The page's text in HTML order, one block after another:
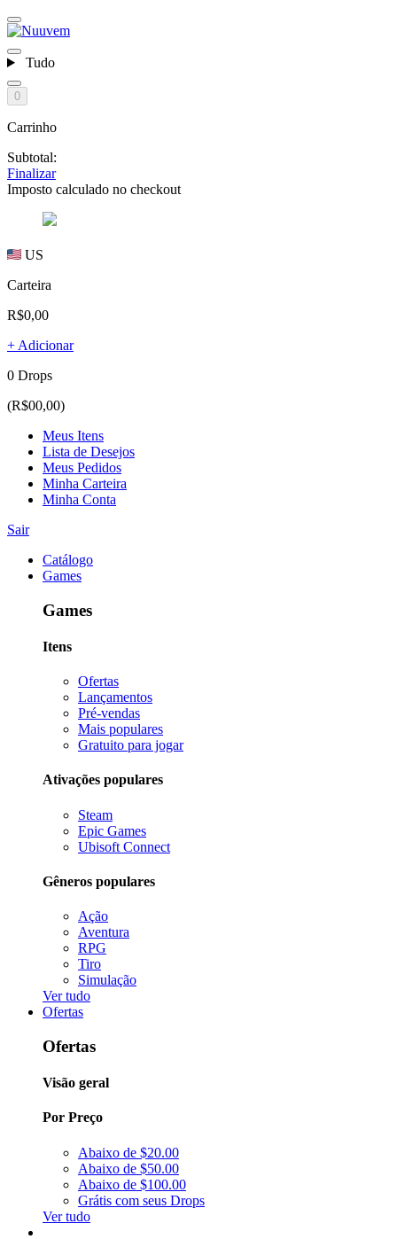
Tudo
0
Carrinho
Subtotal:
Finalizar
Imposto calculado no checkout
US
Carteira
R$0,00
+ Adicionar
0 Drops
(R$00,00)
Meus Itens
Lista de Desejos
Meus Pedidos
Minha Carteira
Minha Conta
Sair
Catálogo
Games
Games
Itens
Ofertas
Lançamentos
Pré-vendas
Mais populares
Gratuito para jogar
Ativações populares
Steam
Epic Games
Ubisoft Connect
Gêneros populares
Ação
Aventura
RPG
Tiro
Simulação
Ver tudo
Ofertas
Ofertas
Visão geral
Por Preço
Abaixo de $20.00
Abaixo de $50.00
Abaixo de $100.00
Grátis com seus Drops
Ver tudo